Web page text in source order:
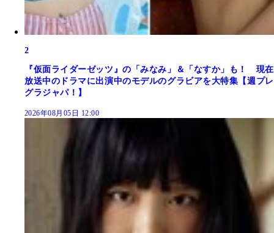
2
『仮面ライダーゼッツ』の「みなみ」＆「なすか」も！ 現在
放送中のドラマに出演中のモデルのグラビアを大特集【週プレ
グラジャパ！】
2026年08月05日 12:00